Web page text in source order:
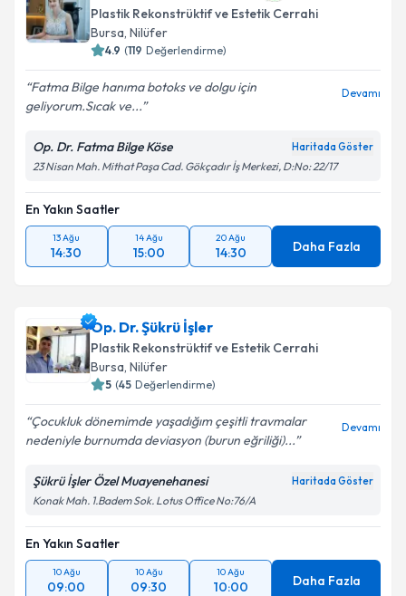
Plastik Rekonstrüktif ve Estetik Cerrahi
Bursa, Nilüfer
4.9 (119 Değerlendirme)
Fatma Bilge hanıma botoks ve dolgu için
geliyorum.Sıcak ve...
Devamı
Op. Dr. Fatma Bilge Köse Haritada Göster
23 Nisan Mah. Mithat Paşa Cad. Gökçadır İş Merkezi, D:No: 22/17
En Yakın Saatler
13 Ağu
14:30
14 Ağu
15:00
20 Ağu
14:30 Daha Fazla
Op. Dr. Şükrü İşler
Plastik Rekonstrüktif ve Estetik Cerrahi
Bursa, Nilüfer
5 (45 Değerlendirme)
Çocukluk dönemimde yaşadığım çeşitli travmalar
nedeniyle burnumda deviasyon (burun eğriliği)...
Devamı
Şükrü İşler Özel Muayenehanesi Haritada Göster
Konak Mah. 1.Badem Sok. Lotus Office No:76/A
En Yakın Saatler
10 Ağu
09:00
10 Ağu
09:30
10 Ağu
10:00 Daha Fazla